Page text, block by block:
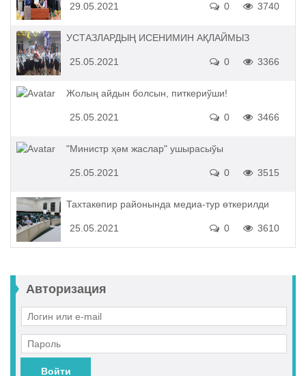
29.05.2021 3740
0
УСТАЗЛАРДЫҢ ИСЕНИМИН АҚЛАЙМЫЗ
25.05.2021 3366
0
Жолың айдын болсын, питкериўши!
25.05.2021 3466
0
"Министр ҳәм жаслар" ушырасыўы
25.05.2021 3515
0
Тахтакөпир районында медиа-тур өткерилди
25.05.2021 3610
0
Авторизация
Войти